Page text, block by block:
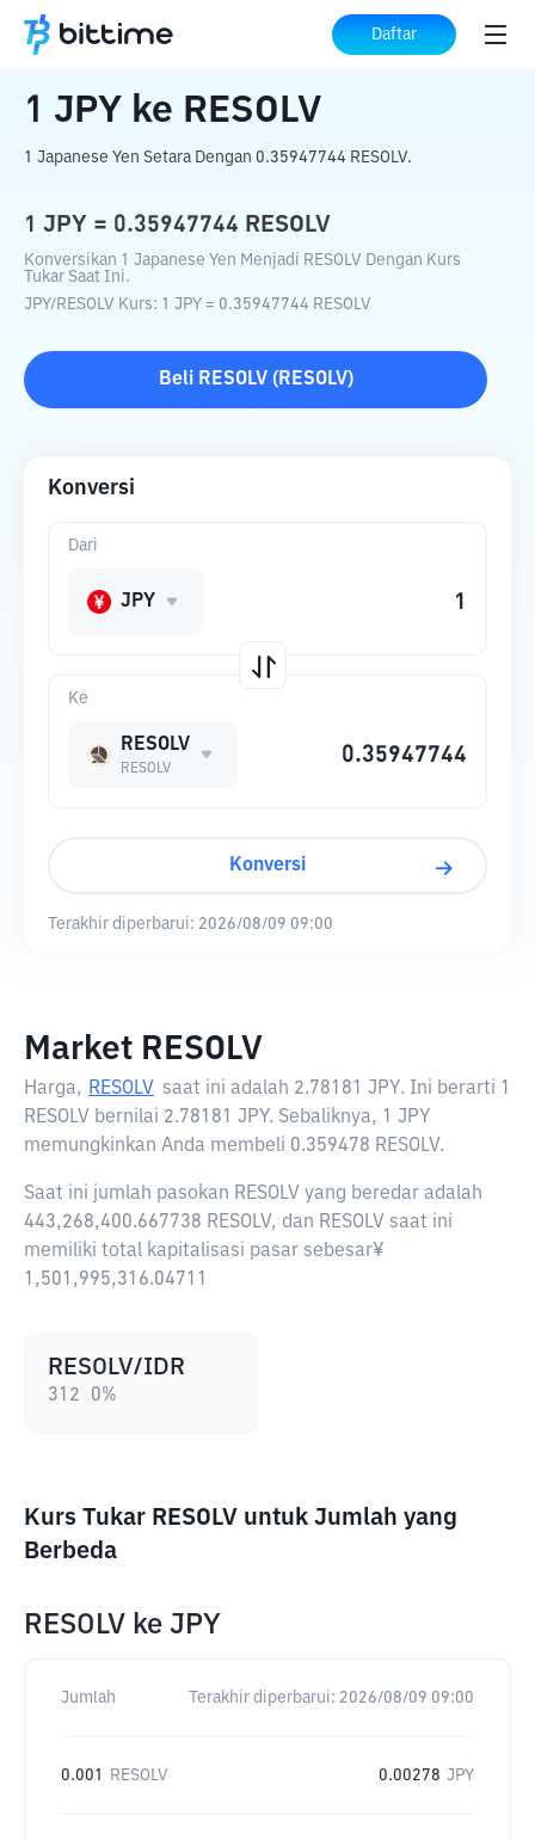
Daftar
Beranda Konverter Kripto ke RESOLV
1 JPY ke RESOLV
1 Japanese Yen Setara Dengan 0.35947744 RESOLV.
1 JPY = 0.35947744 RESOLV
Konversikan 1 Japanese Yen Menjadi RESOLV Dengan Kurs
Tukar Saat Ini.
JPY/RESOLV Kurs: 1 JPY = 0.35947744 RESOLV
Beli RESOLV( RESOLV)
Konversi
Ke
RESOLV
RESOLV
Dari
JPY
Konversi
Terakhir diperbarui: 2026/08/09 09:00
Market RESOLV
Harga, RESOLV saat ini adalah 2.78181 JPY. Ini berarti 1
RESOLV bernilai 2.78181 JPY. Sebaliknya, 1 JPY
memungkinkan Anda membeli 0.359478 RESOLV.
Saat ini jumlah pasokan RESOLV yang beredar adalah
443,268,400.667738 RESOLV, dan RESOLV saat ini
memiliki total kapitalisasi pasar sebesar¥
1,501,995,316.04711
RESOLV/IDR
312 0%
Kurs Tukar RESOLV untuk Jumlah yang
Berbeda
RESOLV ke JPY
Jumlah Terakhir diperbarui: 2026/08/09 09:00
0.001 RESOLV 0.00278 JPY